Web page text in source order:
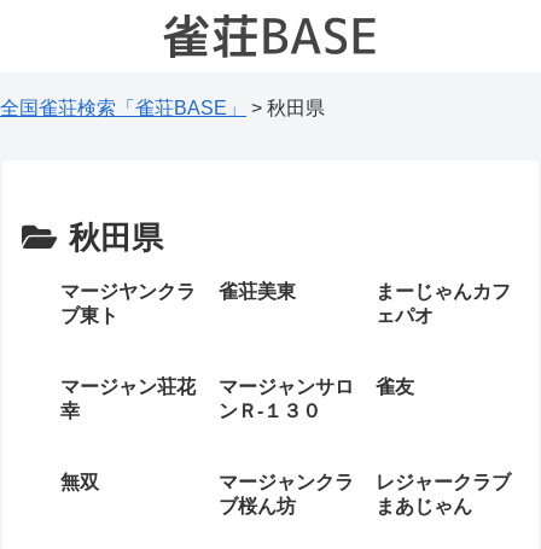
全国雀荘検索「雀荘BASE」 > 秋田県
秋田県
マージヤンクラ
ブ東ト
雀荘美東
まーじゃんカフ
ェパオ
マージャン荘花
幸
マージャンサロ
ンＲ‐１３０
雀友
無双
マージャンクラ
ブ桜ん坊
レジャークラブ
まあじゃん